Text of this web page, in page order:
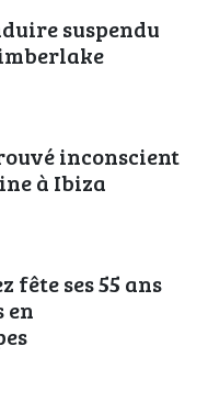
suspendu
inconscient
à Ibiza
fête ses 55 ans
en